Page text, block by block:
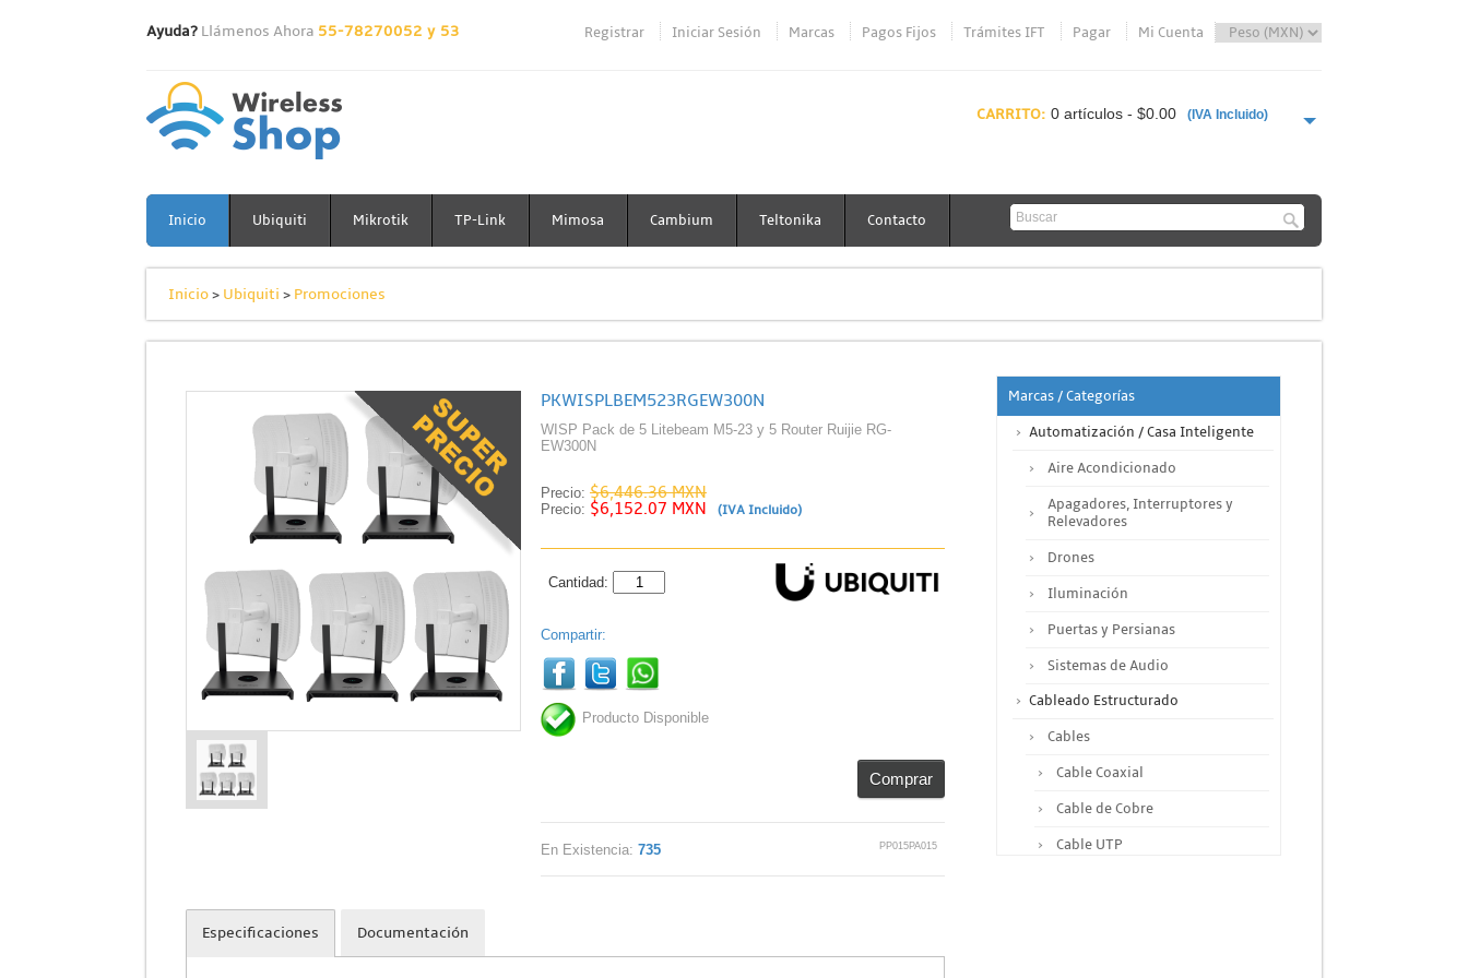
Ayuda? Llámenos Ahora 55-78270052 y 53 Registrar Iniciar Sesión Marcas Pagos Fijos Trámites IFT Pagar Mi Cuenta
CARRITO: 0 artículos - $0.00 (IVA Incluido)
Inicio Ubiquiti Mikrotik TP-Link Mimosa Cambium Teltonika Contacto
Inicio> Ubiquiti > Promociones
PKWISPLBEM523RGEW300N
WISP Pack de 5 Litebeam M5-23 y 5 Router Ruijie RG-
EW300N
Precio: $6,446.36 MXN
Precio: $6,152.07 MXN (IVA Incluido)
Cantidad:
Compartir:
Producto Disponible
Comprar
En Existencia: 735 PP015PA015
Especificaciones Documentación
Marcas / Categorías
Automatización / Casa Inteligente
Aire Acondicionado
Apagadores, Interruptores y
Relevadores
Drones
Iluminación
Puertas y Persianas
Sistemas de Audio
Cableado Estructurado
Cables
Cable Coaxial
Cable de Cobre
Cable UTP